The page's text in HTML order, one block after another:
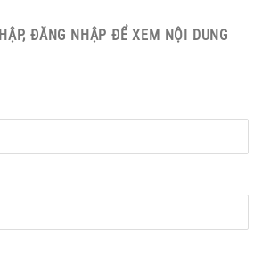
ĐĂNG NHẬP ĐỂ XEM NỘI DUNG